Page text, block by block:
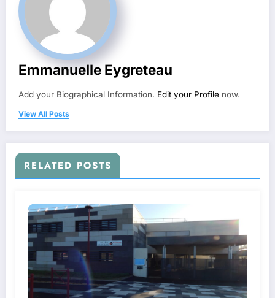
Emmanuelle Eygreteau
Add your Biographical Information. Edit your Profile now.
View All Posts
RELATED POSTS